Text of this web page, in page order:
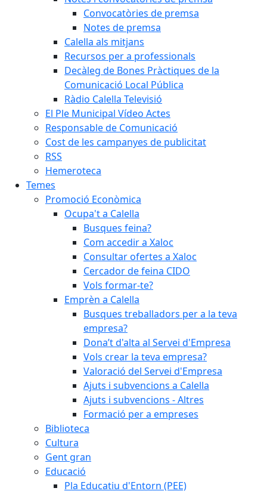
Convocatòries de premsa
Notes de premsa
Calella als mitjans
Recursos per a professionals
Decàleg de Bones Pràctiques de la
Comunicació Local Pública
Ràdio Calella Televisió
El Ple Municipal Vídeo Actes
Responsable de Comunicació
Cost de les campanyes de publicitat
RSS
Hemeroteca
Temes
Promoció Econòmica
Ocupa't a Calella
Busques feina?
Com accedir a Xaloc
Consultar ofertes a Xaloc
Cercador de feina CIDO
Vols formar-te?
Emprèn a Calella
Busques treballadors per a la teva
empresa?
Dona’t d'alta al Servei d'Empresa
Vols crear la teva empresa?
Valoració del Servei d'Empresa
Ajuts i subvencions a Calella
Ajuts i subvencions - Altres
Formació per a empreses
Biblioteca
Cultura
Gent gran
Educació
Pla Educatiu d'Entorn (PEE)